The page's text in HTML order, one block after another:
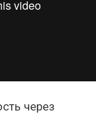
через